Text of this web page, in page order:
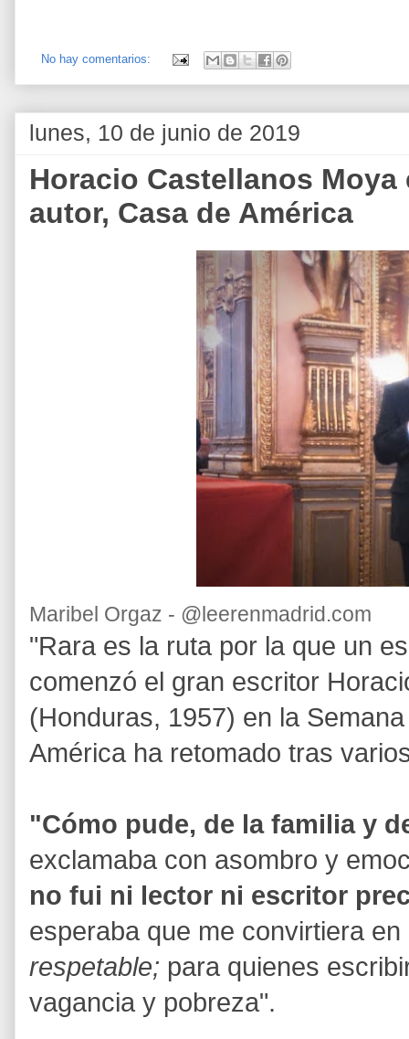
No hay comentarios:
lunes, 10 de junio de 2019
Horacio Castellanos Moya
autor, Casa de América
Maribel Orgaz - @leerenmadrid.com
"Rara es la ruta por la que un
comenzó el gran escritor
(Honduras, 1957) en la
América ha retomado tras
"Cómo pude, de la familia y
exclamaba con asombro y
no fui ni lector ni escritor
esperaba que me convirtiera
respetable; para quienes
vagancia y pobreza".